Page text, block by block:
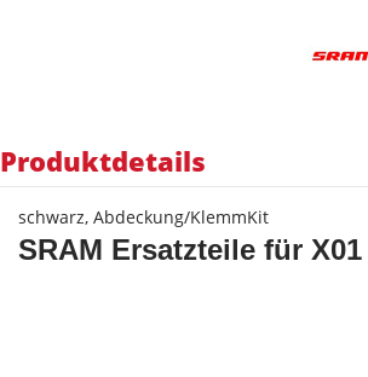
Produktdetails
schwarz, Abdeckung/KlemmKit
SRAM Ersatzteile für